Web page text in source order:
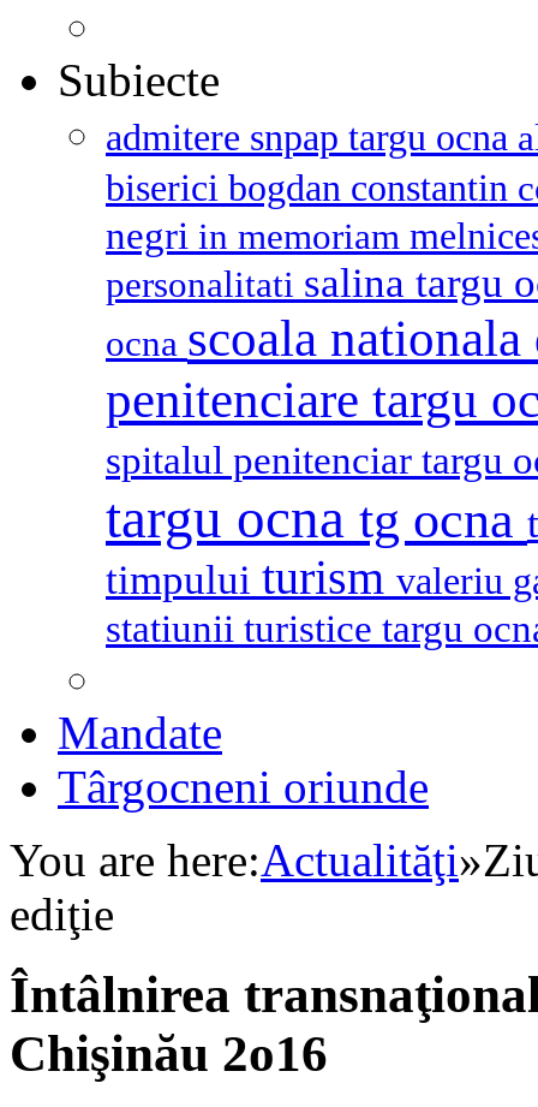
Subiecte
admitere snpap targu ocna
biserici bogdan constantin
negri in memoriam
personalitati salina targu
ocna scoala
penitenciare targu
spitalul penitenciar targu
targu ocna tg ocna
timpului turism valeriu
statiunii turistice targu
Mandate
Târgocneni oriunde
You are here:Actualităţi»
ediţie
Întâlnirea
Chişinău 2o16